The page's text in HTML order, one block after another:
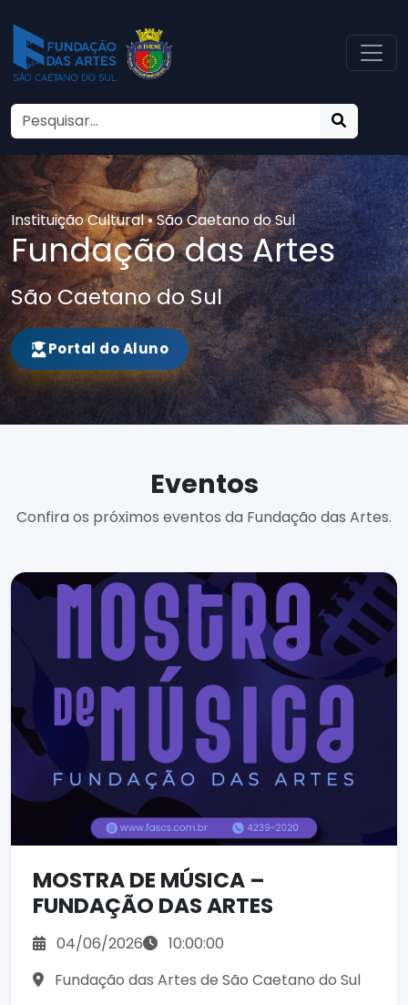
Instituição Cultural • São Caetano do Sul
Fundação das Artes
São Caetano do Sul
Portal do Aluno
Eventos
Confira os próximos eventos da Fundação das Artes.
MOSTRA DE MÚSICA –
FUNDAÇÃO DAS ARTES
04/06/2026
10:00:00
Fundação das Artes de São Caetano do Sul